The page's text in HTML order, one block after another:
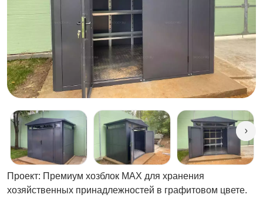
Проект: Премиум хозблок МАХ для хранения
хозяйственных принадлежностей в графитовом цвете.